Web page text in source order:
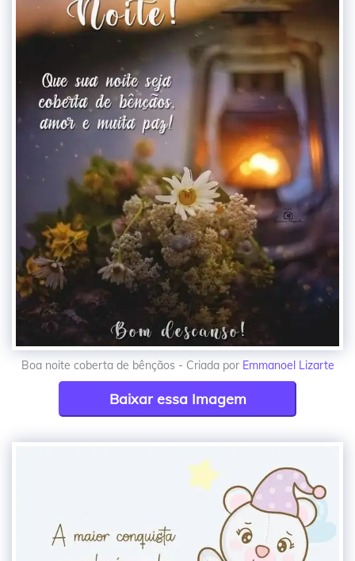
Boa noite coberta de bênçãos - Criada por Emmanoel Lizarte
Baixar essa Imagem